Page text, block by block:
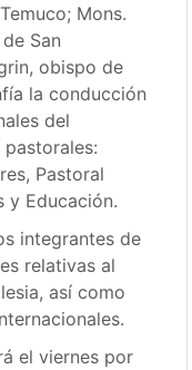
Mons.
San
obispo de
la conducción
del
Pastoral
y Educación.
integrantes de
relativas al
así como
el viernes por